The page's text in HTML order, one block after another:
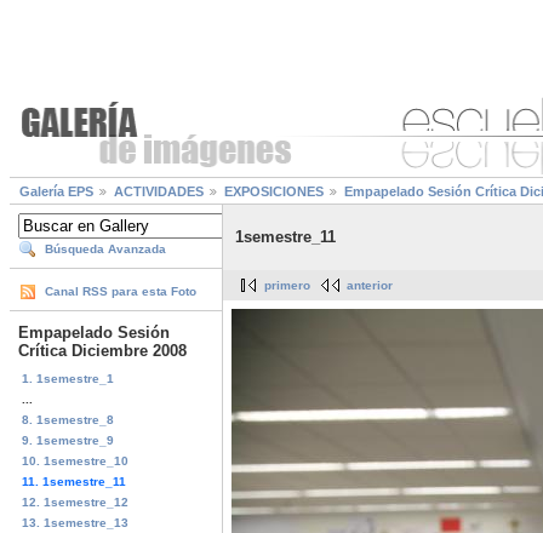
Galería EPS ACTIVIDADES EXPOSICIONES Empapelado Sesión Crítica
Búsqueda Avanzada
Canal RSS para esta Foto
Empapelado Sesión
Crítica Diciembre 2008
1. 1semestre_1
8. 1semestre_8
9. 1semestre_9
10. 1semestre_10
11. 1semestre_11
12. 1semestre_12
13. 1semestre_13
1semestre_11
primero anterior